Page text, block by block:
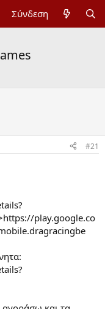
Σύνδεση
#21
play.google.co